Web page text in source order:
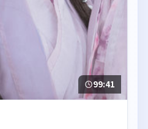
99:41